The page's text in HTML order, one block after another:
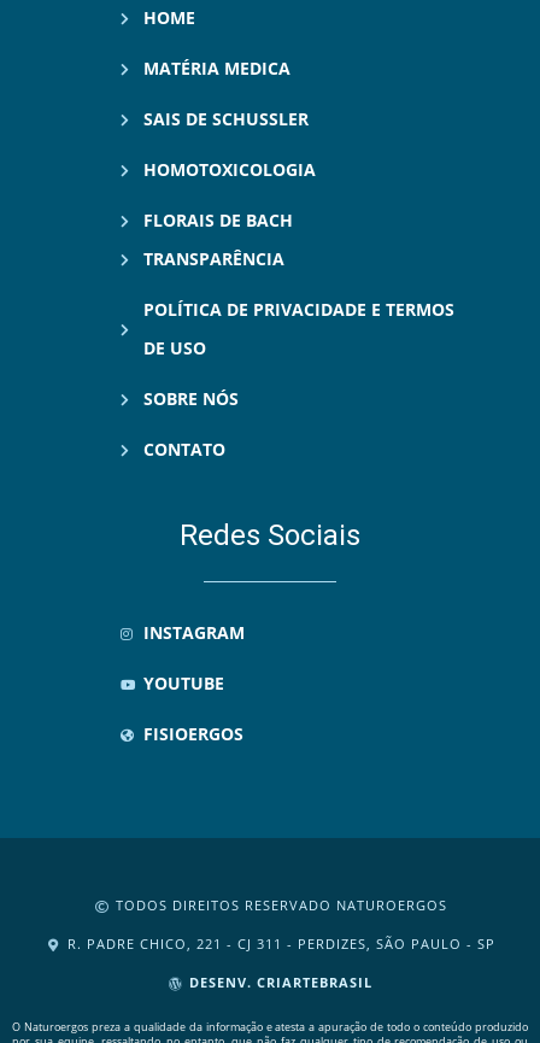
HOME
MATÉRIA MEDICA
SAIS DE SCHUSSLER
HOMOTOXICOLOGIA
FLORAIS DE BACH
TRANSPARÊNCIA
POLÍTICA DE PRIVACIDADE E TERMOS
DE USO
SOBRE NÓS
CONTATO
Redes Sociais
INSTAGRAM
YOUTUBE
FISIOERGOS
TODOS DIREITOS RESERVADO NATUROERGOS
R. PADRE CHICO, 221 - CJ 311 - PERDIZES, SÃO PAULO - SP
DESENV. CRIARTEBRASIL
O Naturoergos preza a qualidade da informação e atesta a apuração de todo o conteúdo produzido